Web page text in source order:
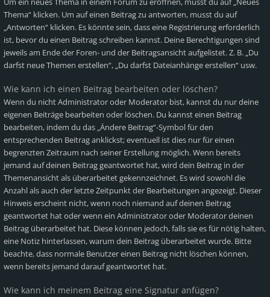
Thema“ klicken. Um auf einen Beitrag zu antworten, musst du auf
„Antworten“ klicken. Es könnte sein, dass eine Registrierung erforderlich
ist, bevor du einen Beitrag schreiben kannst. Deine Berechtigungen sind
jeweils am Ende der Foren- und der Beitragsansicht aufgelistet. Z. B. „Du
darfst neue Themen erstellen“, „Du darfst Dateianhänge erstellen“ usw.
Wie kann ich einen Beitrag bearbeiten oder löschen?
Wenn du nicht Administrator oder Moderator bist, kannst du nur deine
eigenen Beiträge bearbeiten oder löschen. Du kannst einen Beitrag
bearbeiten, indem du das „Ändere Beitrag“-Symbol für den
entsprechenden Beitrag anklickst; eventuell ist dies nur für einen
begrenzten Zeitraum nach seiner Erstellung möglich. Wenn bereits
jemand auf deinen Beitrag geantwortet hat, wird dein Beitrag in der
Themenansicht als überarbeitet gekennzeichnet. Es wird sowohl die
Anzahl als auch der letzte Zeitpunkt der Bearbeitungen angezeigt. Dieser
Hinweis erscheint nicht, wenn noch niemand auf deinen Beitrag
geantwortet hat oder wenn ein Administrator oder Moderator deinen
Beitrag überarbeitet hat. Diese können jedoch, falls sie es für nötig halten,
eine Notiz hinterlassen, warum dein Beitrag überarbeitet wurde. Bitte
beachte, dass normale Benutzer einen Beitrag nicht löschen können,
wenn bereits jemand darauf geantwortet hat.
Wie kann ich meinem Beitrag eine Signatur anfügen?